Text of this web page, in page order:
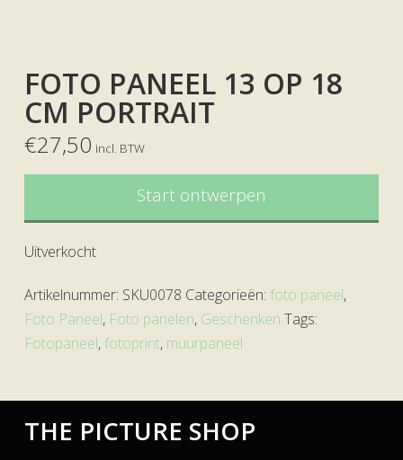
FOTO PANEEL 13 OP 18
CM PORTRAIT
€27,50 incl. BTW
Start ontwerpen
Uitverkocht
Artikelnummer: SKU0078 Categorieën: foto paneel,
Foto Paneel, Foto panelen, Geschenken Tags:
Fotopaneel,fotoprint, muurpaneel
THE PICTURE SHOP